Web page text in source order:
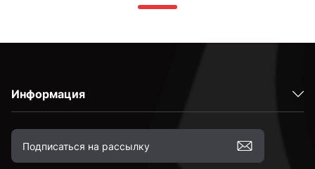
Информация